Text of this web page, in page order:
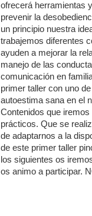
ofrecerá herramientas
prevenir la
un principio nuestra
trabajemos diferentes
ayuden a mejorar la
manejo de las
comunicación en
primer taller con uno
autoestima sana en el
Contenidos que
prácticos. Que se
de adaptarnos a la
de este primer taller
los siguientes os
os animo a participar.